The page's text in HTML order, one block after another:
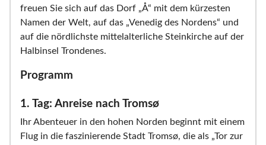
freuen Sie sich auf das Dorf „Å“ mit dem kürzesten
Namen der Welt, auf das „Venedig des Nordens“ und
auf die nördlichste mittelalterliche Steinkirche auf der
Halbinsel Trondenes.
Programm
1. Tag: Anreise nach Tromsø
Ihr Abenteuer in den hohen Norden beginnt mit einem
Flug in die faszinierende Stadt Tromsø, die als „Tor zur